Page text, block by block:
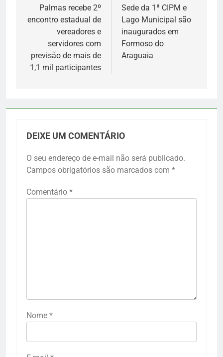
Palmas recebe 2º
encontro estadual de
vereadores e
servidores com
previsão de mais de
1,1 mil participantes
Sede da 1ª CIPM e
Lago Municipal são
inaugurados em
Formoso do
Araguaia
DEIXE UM COMENTÁRIO
O seu endereço de e-mail não será publicado.
Campos obrigatórios são marcados com *
Comentário *
Nome *